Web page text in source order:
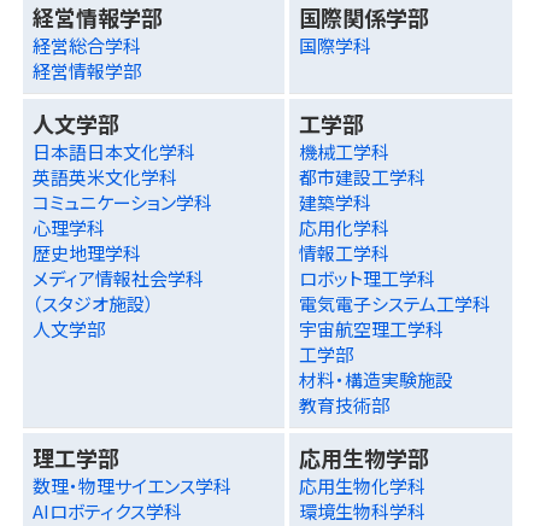
経営情報学部
経営総合学科
経営情報学部
国際関係学部
国際学科
人文学部
日本語日本文化学科
英語英米文化学科
コミュニケーション学科
心理学科
歴史地理学科
メディア情報社会学科
（スタジオ施設）
人文学部
工学部
機械工学科
都市建設工学科
建築学科
応用化学科
情報工学科
ロボット理工学科
電気電子システム工学科
宇宙航空理工学科
工学部
材料・構造実験施設
教育技術部
理工学部
数理・物理サイエンス学科
AIロボティクス学科
応用生物学部
応用生物化学科
環境生物科学科